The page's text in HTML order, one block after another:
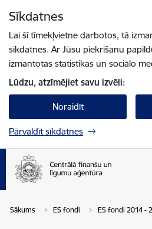
Sīkdatnes
Lai šī tīmekļvietne darbotos, tā
sīkdatnes. Ar Jūsu piekrišanu
izmantotas statistikas un sociālo
Lūdzu, atzīmējiet savu izvēli:
Noraidīt
Pārvaldīt sīkdatnes
Sākums ES fondi ES fondi 2014 -